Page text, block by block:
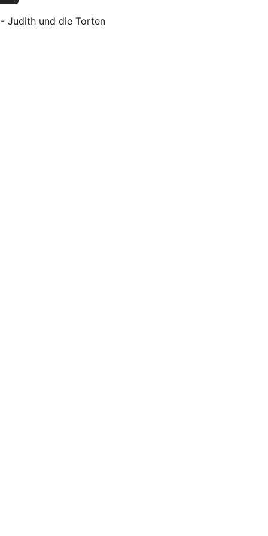
Judith und die Torten